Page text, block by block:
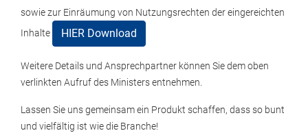
sowie zur Einräumung von Nutzungsrechten der eingereichten
Inhalte
HIER Download
Weitere Details und Ansprechpartner können Sie dem oben
verlinkten Aufruf des Ministers entnehmen.
Lassen Sie uns gemeinsam ein Produkt schaffen, dass so bunt
und vielfältig ist wie die Branche!